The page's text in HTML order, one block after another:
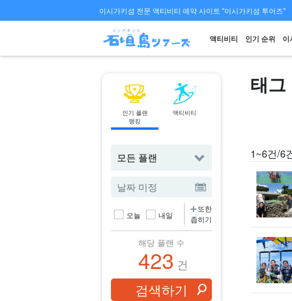
이시가키섬 전문 액티비티 예약 사이트 "이시가키섬 투어즈"
액티비티 인기 순위 이
인기 플랜
랭킹
액티비티
오늘 내일
또한
좁히기
해당 플랜 수
423 건
태그
1~6건/6